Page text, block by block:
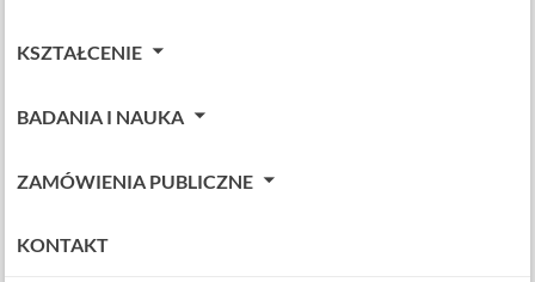
KSZTAŁCENIE
BADANIA I NAUKA
ZAMÓWIENIA PUBLICZNE
KONTAKT